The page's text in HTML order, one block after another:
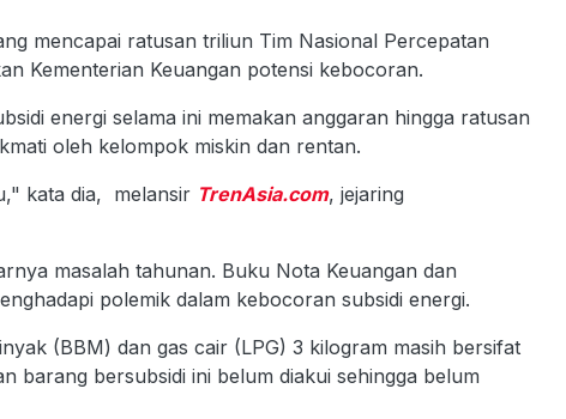
mencapai ratusan triliun Tim Nasional Percepatan
Kementerian Keuangan potensi kebocoran.
energi selama ini memakan anggaran hingga ratusan
oleh kelompok miskin dan rentan.
kata dia, melansir TrenAsia.com, jejaring
masalah tahunan. Buku Nota Keuangan dan
polemik dalam kebocoran subsidi energi.
(BBM) dan gas cair (LPG) 3 kilogram masih bersifat
barang bersubsidi ini belum diakui sehingga belum